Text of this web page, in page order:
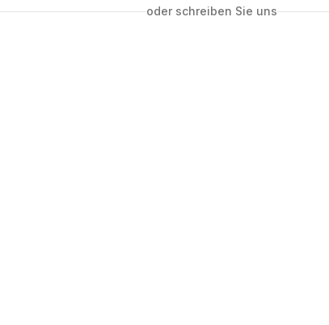
oder schreiben Sie uns